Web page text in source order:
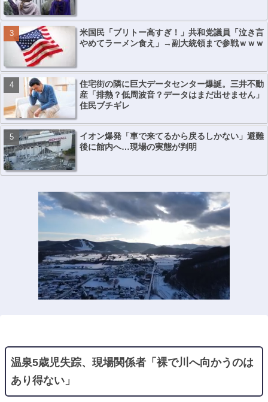
米国民「ブリトー高すぎ！」共和党議員「泣き言
やめてラーメン食え」→副大統領まで参戦ｗｗｗ
住宅街の隣に巨大データセンター爆誕。三井不動
産「排熱？低周波音？データはまだ出せません」
住民ブチギレ
イオン爆発「車で来てるから戻るしかない」避難
後に館内へ…現場の実態が判明
温泉5歳児失踪、現場関係者「裸で川へ向かうのは
あり得ない」